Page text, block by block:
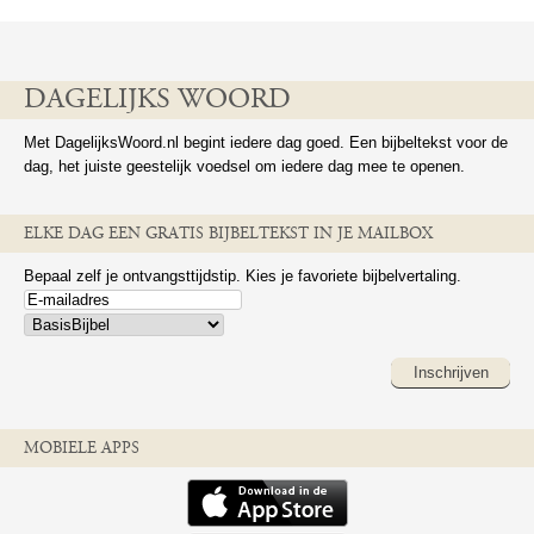
DAGELIJKS WOORD
Met DagelijksWoord.nl begint iedere dag goed. Een bijbeltekst voor de
dag, het juiste geestelijk voedsel om iedere dag mee te openen.
ELKE DAG EEN GRATIS BIJBELTEKST IN JE MAILBOX
Bepaal zelf je ontvangsttijdstip. Kies je favoriete bijbelvertaling.
Inschrijven
MOBIELE APPS